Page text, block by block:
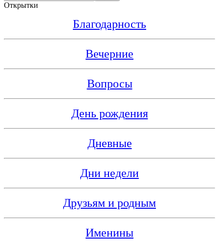
Открытки
Благодарность
Вечерние
Вопросы
День рождения
Дневные
Дни недели
Друзьям и родным
Именины